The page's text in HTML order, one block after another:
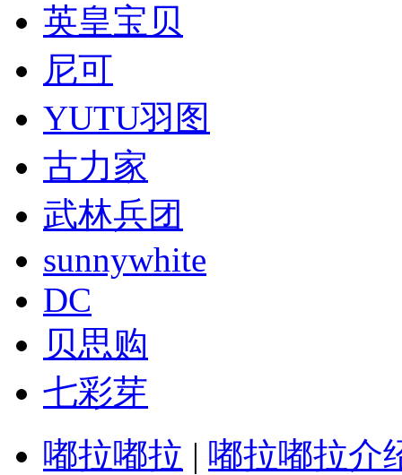
英皇宝贝
尼可
YUTU羽图
古力家
武林兵团
sunnywhite
DC
贝思购
七彩芽
嘟拉嘟拉 | 嘟拉嘟拉介